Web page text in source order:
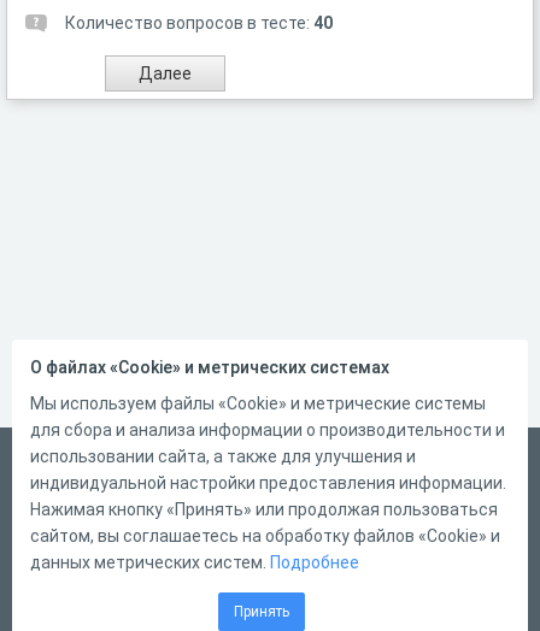
Количество вопросов в тесте: 40
Русский
Справка
Форма обратной связи
О файлах «Cookie» и метрических системах
Мы используем файлы «Cookie» и метрические системы
для сбора и анализа информации о производительности и
использовании сайта, а также для улучшения и
индивидуальной настройки предоставления информации.
Нажимая кнопку «Принять» или продолжая пользоваться
сайтом, вы соглашаетесь на обработку файлов «Cookie» и
данных метрических систем. Подробнее
Принять